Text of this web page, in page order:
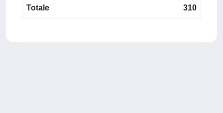
Totale 310